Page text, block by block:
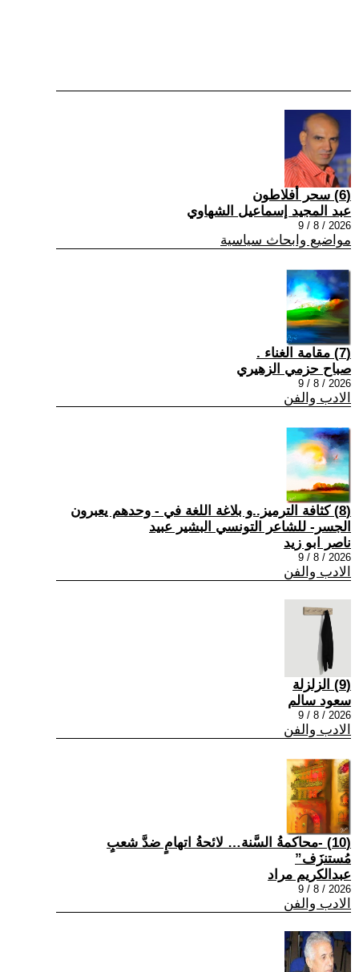
(6) سحر أفلاطون
عبد المجيد إسماعيل الشهاوي
2026 / 8 / 9
مواضيع وابحاث سياسية
(7) مقامة الغناء .
صباح حزمي الزهيري
2026 / 8 / 9
الادب والفن
(8) كثافة الترميز..و بلاغة اللغة في - وحدهم يعبرون
الجسر- للشاعر التونسي البشير عبيد
ناصر ابو زيد
2026 / 8 / 9
الادب والفن
(9) الزلزلة
سعود سالم
2026 / 8 / 9
الادب والفن
(10) -محاكمةُ السَّنة… لائحةُ اتهامٍ ضدَّ شعبٍ
مُستنزَف”
عبدالكريم مراد
2026 / 8 / 9
الادب والفن